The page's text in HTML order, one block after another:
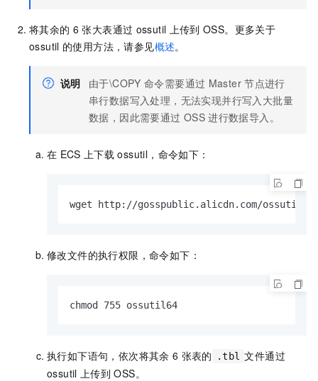
将其余的 6 张大表通过 ossutil 上传到 OSS。更多关于
ossutil 的使用方法，请参见概述。
说明 由于\COPY 命令需要通过 Master 节点进行
串行数据写入处理，无法实现并行写入大批量
数据，因此需要通过 OSS 进行数据导入。
在 ECS 上下载 ossutil，命令如下：
wget http://gosspublic.alicdn.com/ossutil/
修改文件的执行权限，命令如下：
chmod 755 ossutil64
执行如下语句，依次将其余 6 张表的 .tbl 文件通过
ossutil 上传到 OSS。